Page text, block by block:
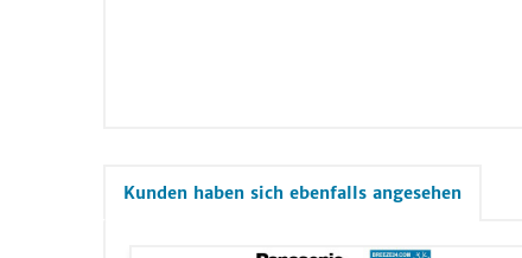
Kunden haben sich ebenfalls angesehen